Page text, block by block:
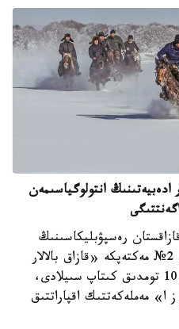
ادەبيەتىنىڭ انتولوگياسىمەن
رەسپۋبليكاسىنىڭ
ەلشىلىگى تاشكەنت وبلىسىنداعى 2№ مەكتەپكە «قازاق بالالار
ادەبيەتىنىڭ انتولوگياسى» اتتى 10 تومدىق كىتاپ سىيلادى،
مەملەكەتتىك اقپاراتتىق